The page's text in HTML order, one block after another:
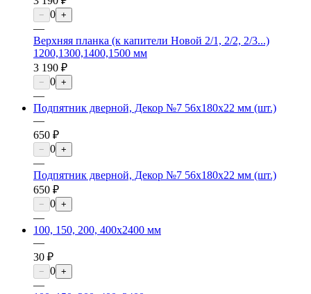
− 0 +
—
Верхняя планка (к капители Новой 2/1, 2/2, 2/3...)
1200,1300,1400,1500 мм
3 190 ₽
− 0 +
—
Подпятник дверной, Декор №7 56х180х22 мм (шт.)
—
650 ₽
− 0 +
—
Подпятник дверной, Декор №7 56х180х22 мм (шт.)
650 ₽
− 0 +
—
100, 150, 200, 400х2400 мм
—
30 ₽
− 0 +
—